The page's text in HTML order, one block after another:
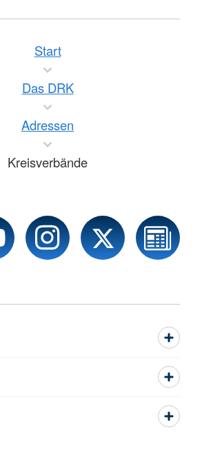
Start
Das DRK
Adressen
Kreisverbände